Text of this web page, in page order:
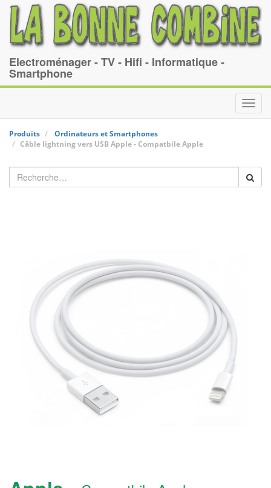
Electroménager - TV - Hifi - Informatique -
Smartphone
Produits
Ordinateurs et Smartphones
Câble lightning vers USBApple- Compatbile Apple